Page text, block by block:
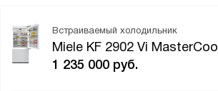
Встраиваемый холодильник
Miele KF 2902 Vi MasterCool
1 235 000 руб.